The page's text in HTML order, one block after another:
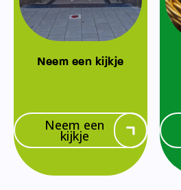
Neem een kijkje
Neem een
kijkje